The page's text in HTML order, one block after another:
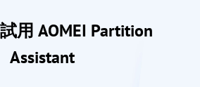
用 AOMEI Partition
Assistant